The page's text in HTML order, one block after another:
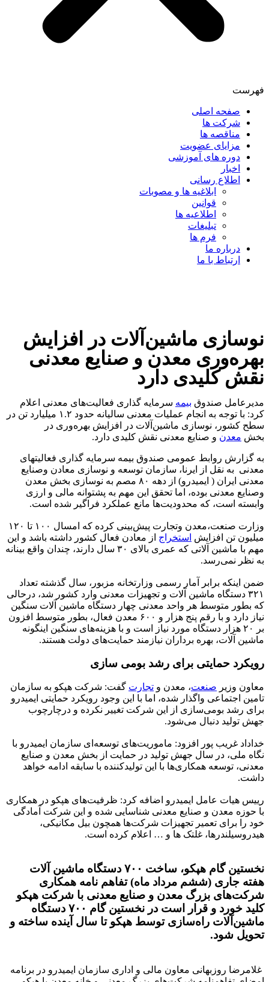
فهرست
صفحه اصلی
شرکت ها
مناقصه ها
مزایای عضویت
دوره های آموزشی
اخبار
اطلاع رسانی
ابلاغیه ها و مصوبات
قوانین
اطلاعیه ها
تبلیغات
فرم ها
درباره ما
ارتباط با ما
نوسازی ماشین‌آلات در افزایش
بهره‌وری معدن و صنایع معدنی
نقش کلیدی دارد
مدیرعامل صندوق بیمه سرمایه گذاری فعالیت‌های معدنی اعلام
کرد: با توجه به انجام عملیات معدنی سالیانه حدود ۱.۲ میلیارد تن در
سطح کشور، نوسازی ماشین‌آلات در افزایش بهره‌وری در
بخش معدن و صنایع معدنی نقش کلیدی دارد.
به گزارش روابط عمومی صندوق بیمه سرمایه گذاری فعالیتهای
معدنی به نقل از ایرنا، سازمان توسعه و نوسازی معادن وصنایع
معدنی ایران ( ایمیدرو) از دهه ۸۰ مصم به نوسازی بخش معدن
وصنایع معدنی بوده، اما تحقق این مهم به پشتوانه مالی و ارزی
وابسته است، که محدودیت‌ها مانع عملکرد فراگیر شده است.
وزارت صنعت،معدن وتجارت پیش‌بینی کرده که امسال ۱۰۰ تا ۱۲۰
میلیون تن افزایش استخراج از معادن فعال کشور داشته باشد و این
مهم با ماشین آلاتی که عمری بالای ۳۰ سال دارند، چندان واقع بینانه
به نظر نمی‌رسد.
ضمن اینکه برابر آمار رسمی وزارتخانه مزبور، سال گذشته تعداد
۳۲۱ دستگاه ماشین آلات و تجهیزات معدنی وارد کشور شد، درحالی
که بطور متوسط هر واحد معدنی چهار دستگاه ماشین آلات سنگین
نیاز دارد و با رقم پنج هزار و ۶۰۰ معدن فعال، بطور متوسط افزون
بر ۲۰ هزار دستگاه مورد نیاز است و با هزینه‌های سنگین اینگونه
ماشین آلات، بهره برداران نیازمند حمایت‌های دولت هستند.
رویکرد حمایتی برای رشد بومی سازی
معاون وزیر صنعت، معدن و تجارت گفت: شرکت هپکو به سازمان
تامین اجتماعی واگذار شده، اما با این وجود رویکرد حمایتی ایمیدرو
برای رشد بومی‌سازی از این شرکت تغییر نکرده و درچارچوب
جهش تولید دنبال می‌شود.
خداداد غریب پور افزود: ماموریت‌های توسعه‌ای سازمان ایمیدرو با
نگاه ملی، در سال جهش تولید در حمایت از بخش معدن و صنایع
معدنی، توسعه همکاری‌ها با این تولیدکننده با سابقه ادامه خواهد
داشت.
رییس هیات عامل ایمیدرو اضافه کرد: ظرفیت‌های هپکو در همکاری
با حوزه معدن و صنایع معدنی شناسایی شده و این شرکت آمادگی
خود را برای تعمیر تجهیزات شرکت‌ها همچون بیل مکانیکی،
هیدروسیلندرها، غلتک ها و … اعلام کرده است.
نخستین گام هپکو، ساخت ۷۰۰ دستگاه ماشین آلات
هفته جاری (ششم مرداد ماه) تفاهم نامه همکاری
شرکت‌های بزرگ معدن و صنایع معدنی با شرکت هپکو
کلید خورد و قرار است در نخستین گام ۷۰۰ دستگاه
ماشین‌آلات راه‌سازی توسط هپکو تا سال آینده ساخته و
تحویل شود.
غلامرضا روزبهانی معاون مالی و اداری سازمان ایمیدرو در برنامه